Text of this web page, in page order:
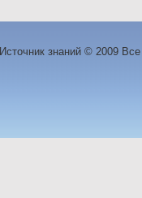
Источник знаний © 2009